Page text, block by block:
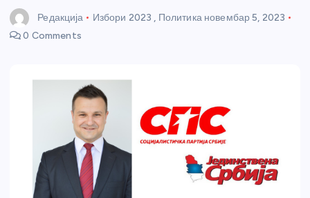
Редакција Избори 2023 , Политика новембар 5, 2023
0 Comments